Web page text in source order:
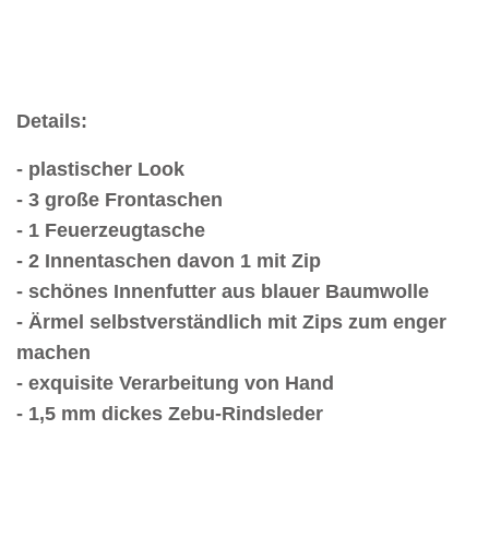
Details:
- plastischer Look
- 3 große Frontaschen
- 1 Feuerzeugtasche
- 2 Innentaschen davon 1 mit Zip
- schönes Innenfutter aus blauer Baumwolle
- Ärmel selbstverständlich mit Zips zum enger
machen
- exquisite Verarbeitung von Hand
- 1,5 mm dickes Zebu-Rindsleder